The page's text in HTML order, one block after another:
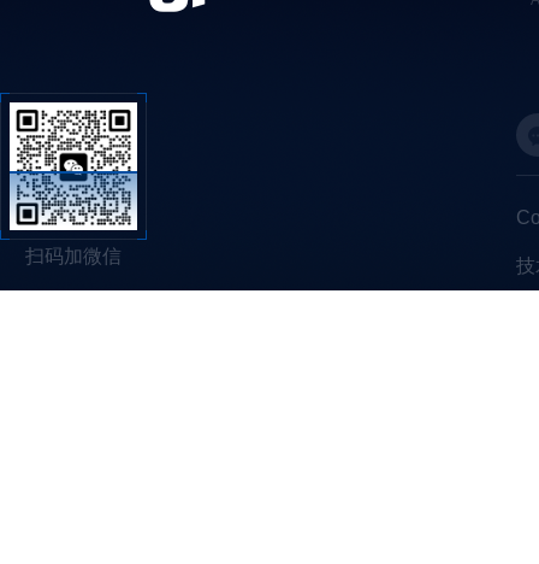
扫码加微信 技